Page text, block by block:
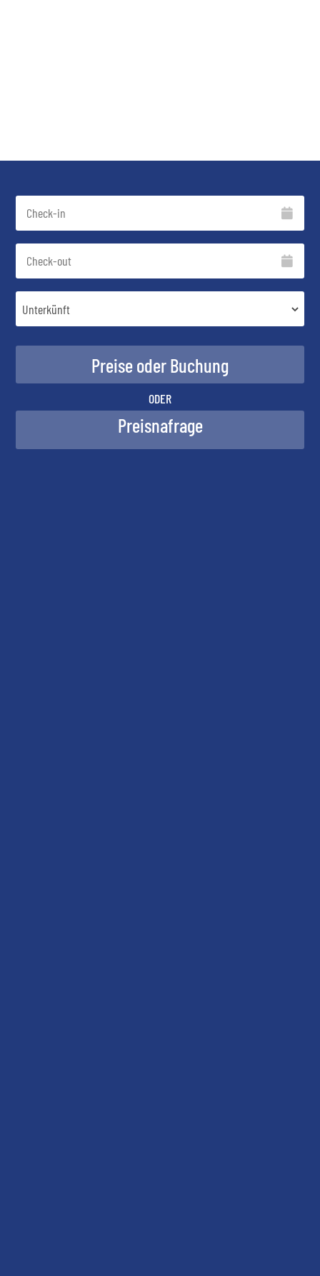
ODER
Preisnafrage